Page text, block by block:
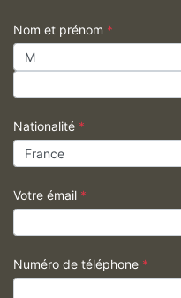
Nom et prénom *
Nationalité *
Votre émail *
Numéro de téléphone *